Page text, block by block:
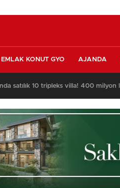
EMLAK KONUT GYO AJANDA
satılık 10 tripleks villa! 400 milyon